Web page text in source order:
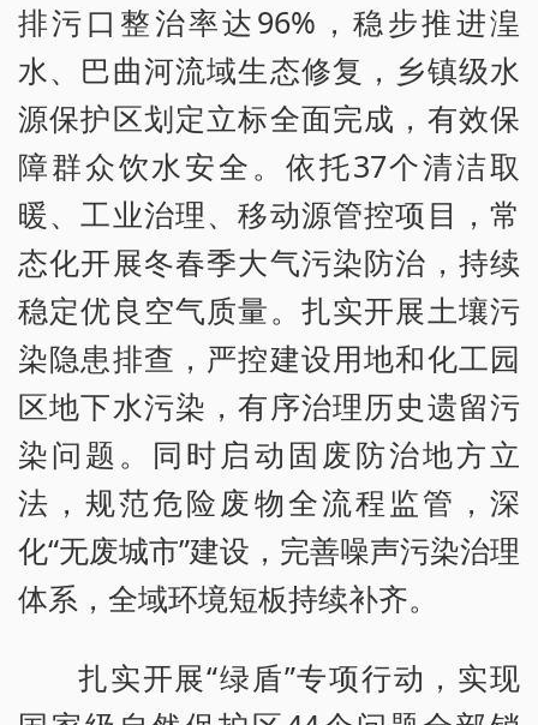
排污口整治率达96%，稳步推进湟
水、巴曲河流域生态修复，乡镇级水
源保护区划定立标全面完成，有效保
障群众饮水安全。依托37个清洁取
暖、工业治理、移动源管控项目，常
态化开展冬春季大气污染防治，持续
稳定优良空气质量。扎实开展土壤污
染隐患排查，严控建设用地和化工园
区地下水污染，有序治理历史遗留污
染问题。同时启动固废防治地方立
法，规范危险废物全流程监管，深
化“无废城市”建设，完善噪声污染治理
体系，全域环境短板持续补齐。
扎实开展“绿盾”专项行动，实现